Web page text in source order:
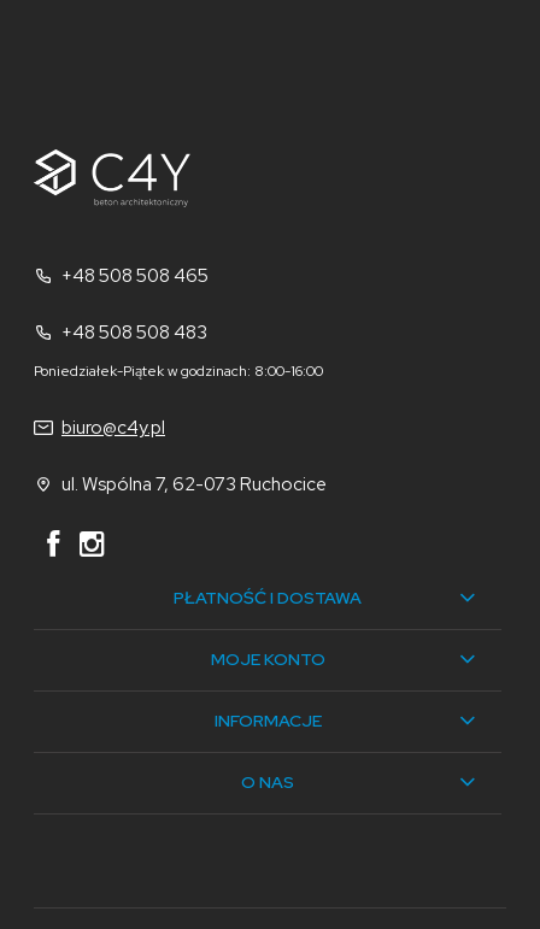
+48 508 508 465
+48 508 508 483
Poniedziałek-Piątek w godzinach: 8:00-16:00
biuro@c4y.pl
ul. Wspólna 7, 62-073 Ruchocice
PŁATNOŚĆ I DOSTAWA
MOJE KONTO
INFORMACJE
O NAS